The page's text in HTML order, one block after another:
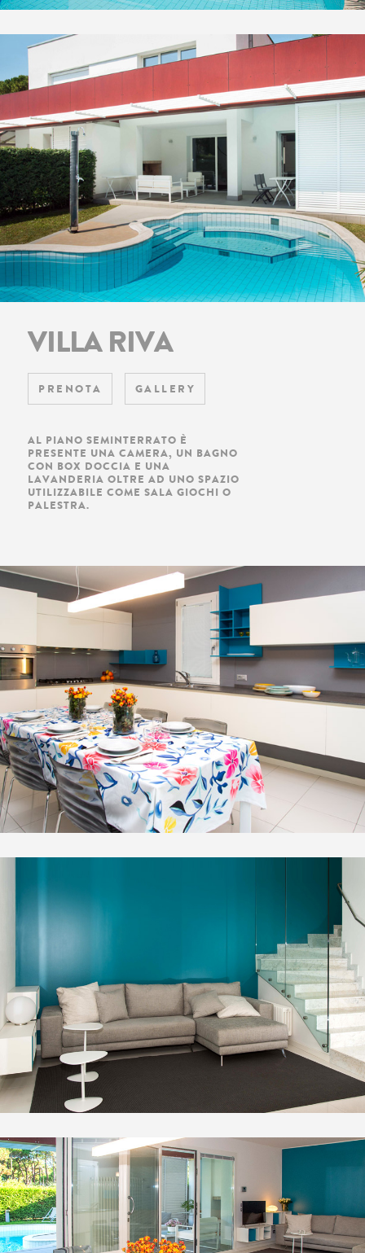
VILLA RIVA
PRENOTA GALLERY
AL PIANO SEMINTERRATO È
PRESENTE UNA CAMERA, UN BAGNO
CON BOX DOCCIA E UNA
LAVANDERIA OLTRE AD UNO SPAZIO
UTILIZZABILE COME SALA GIOCHI O
PALESTRA.